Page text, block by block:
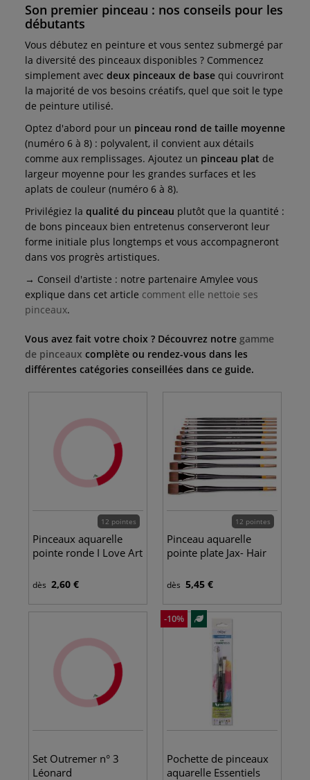
Son premier pinceau : nos conseils pour les
débutants
Vous débutez en peinture et vous sentez submergé par
la diversité des pinceaux disponibles ? Commencez
simplement avec deux pinceaux de base qui couvriront
la majorité de vos besoins créatifs, quel que soit le type
de peinture utilisé.
Optez d'abord pour un pinceau rond de taille moyenne
(numéro 6 à 8) : polyvalent, il convient aux détails
comme aux remplissages. Ajoutez un pinceau plat de
largeur moyenne pour les grandes surfaces et les
aplats de couleur (numéro 6 à 8).
Privilégiez la qualité du pinceau plutôt que la quantité :
de bons pinceaux bien entretenus conserveront leur
forme initiale plus longtemps et vous accompagneront
dans vos progrès artistiques.
→ Conseil d'artiste : notre partenaire Amylee vous
explique dans cet article comment elle nettoie ses
pinceaux.
Vous avez fait votre choix ? Découvrez notre gamme
de pinceaux complète ou rendez-vous dans les
différentes catégories conseillées dans ce guide.
12 pointes
Pinceaux aquarelle
pointe ronde I Love Art
dès 2,60 €
12 pointes
Pinceau aquarelle
pointe plate Jax- Hair
dès 5,45 €
Set Outremer n° 3
Léonard
-10%
Pochette de pinceaux
aquarelle Essentiels